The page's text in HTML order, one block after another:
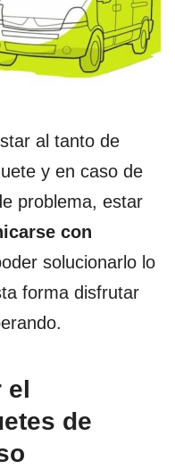
al tanto de
y en caso de
problema, estar
con
solucionarlo lo
forma disfrutar
el
de